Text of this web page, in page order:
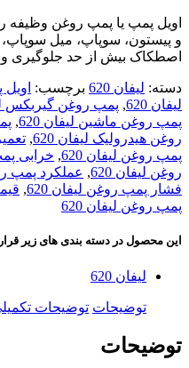
اویل پمپ یا پمپ روغن وظیفه
و پیستون‌، سوپاپ، میل سوپاپ،
اصطکاک بیش از حد جلوگیری
دسته: لیفان 620 برچسب: اویل
لیفان 620
, پمپ روغن گیربکس
پمپ روغن ماشین لیفان 620
,
روغن هیدرولیک لیفان 620
,
پمپ روغن لیفان 620
, خرابی
روغن لیفان 620
, عملکرد پمپ
فشار پمپ روغن لیفان 620
,
پمپ روغن لیفان 620
این محصول در دسته بندی های زیر
لیفان 620
توضیحات توضیحات
توضیحات